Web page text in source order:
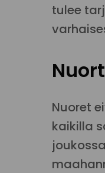
tulee
Nuoret
kaikilla